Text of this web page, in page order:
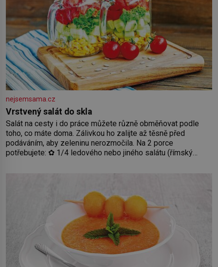
nejsemsama.cz
Vrstvený salát do skla
Salát na cesty i do práce můžete různě obměňovat podle
toho, co máte doma. Zálivkou ho zalijte až těsně před
podáváním, aby zeleninu nerozmočila. Na 2 porce
potřebujete: ✿ 1/4 ledového nebo jiného salátu (římský
2 rajčata Zálivka: ✿ 4 lžíce olivového oleje ✿ 1 lžíci citronové